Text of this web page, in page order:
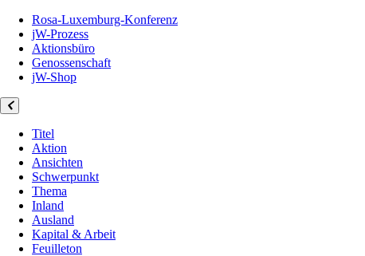
Rosa-Luxemburg-Konferenz
jW-Prozess
Aktionsbüro
Genossenschaft
jW-Shop
Titel
Aktion
Ansichten
Schwerpunkt
Thema
Inland
Ausland
Kapital & Arbeit
Feuilleton